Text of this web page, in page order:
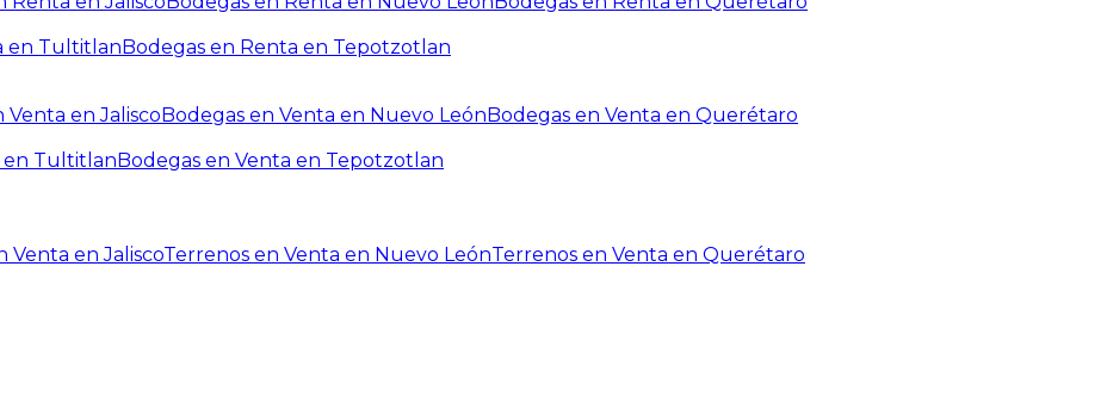
en TultitlanBodegas en Renta en Tepotzotlan
Venta en JaliscoBodegas en Venta en Nuevo LeónBodegas en Venta en Querétaro
en TultitlanBodegas en Venta en Tepotzotlan
Venta en JaliscoTerrenos en Venta en Nuevo LeónTerrenos en Venta en Querétaro